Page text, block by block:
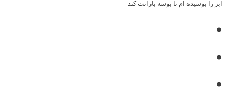
ابر را بوسیده ام تا بوسه بارانت کند
•
•
•